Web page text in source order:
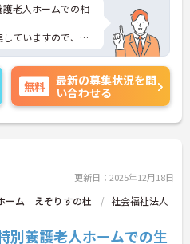
老人ホームでの相
ていますので、長
トなど、さらに詳
相談ください。
無料
最新の募集状況を問
い合わせる
更新日：2025年12月18日
ーム えぞりすの杜
社会福祉法人
別養護老人ホームでの生